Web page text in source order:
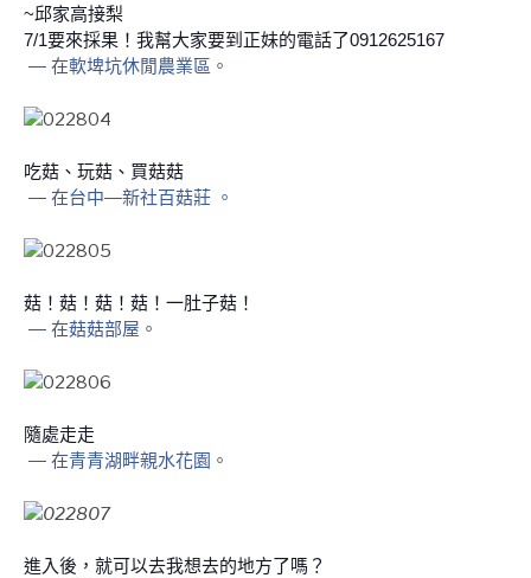
~邱家高接梨
7/1要來採果！我幫大家要到正妹的電話了0912625167
— 在軟埤坑休閒農業區 。
吃菇、玩菇、買菇菇
— 在台中—新社百菇莊 。
菇！菇！菇！菇！一肚子菇！
— 在菇菇部屋 。
隨處走走
— 在青青湖畔親水花園 。
進入後，就可以去我想去的地方了嗎？